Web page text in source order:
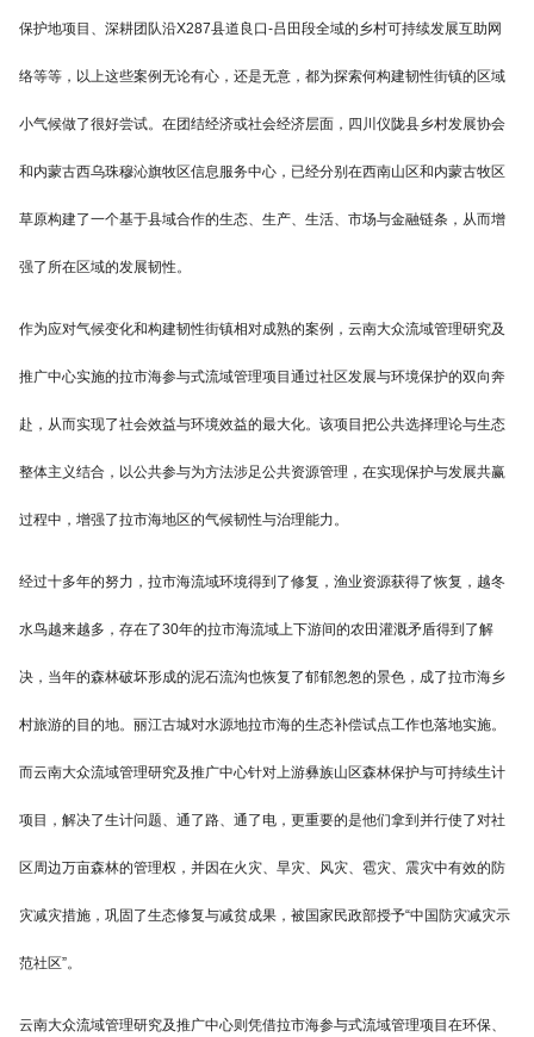
保护地项目、深耕团队沿X287县道良口-吕田段全域的乡村可持续发展互助网
络等等，以上这些案例无论有心，还是无意，都为探索何构建韧性街镇的区域
小气候做了很好尝试。在团结经济或社会经济层面，四川仪陇县乡村发展协会
和内蒙古西乌珠穆沁旗牧区信息服务中心，已经分别在西南山区和内蒙古牧区
草原构建了一个基于县域合作的生态、生产、生活、市场与金融链条，从而增
强了所在区域的发展韧性。
作为应对气候变化和构建韧性街镇相对成熟的案例，云南大众流域管理研究及
推广中心实施的拉市海参与式流域管理项目通过社区发展与环境保护的双向奔
赴，从而实现了社会效益与环境效益的最大化。该项目把公共选择理论与生态
整体主义结合，以公共参与为方法涉足公共资源管理，在实现保护与发展共赢
过程中，增强了拉市海地区的气候韧性与治理能力。
经过十多年的努力，拉市海流域环境得到了修复，渔业资源获得了恢复，越冬
水鸟越来越多，存在了30年的拉市海流域上下游间的农田灌溉矛盾得到了解
决，当年的森林破坏形成的泥石流沟也恢复了郁郁怱怱的景色，成了拉市海乡
村旅游的目的地。丽江古城对水源地拉市海的生态补偿试点工作也落地实施。
而云南大众流域管理研究及推广中心针对上游彝族山区森林保护与可持续生计
项目，解决了生计问题、通了路、通了电，更重要的是他们拿到并行使了对社
区周边万亩森林的管理权，并因在火灾、旱灾、风灾、雹灾、震灾中有效的防
灾减灾措施，巩固了生态修复与减贫成果，被国家民政部授予“中国防灾减灾示
范社区”。
云南大众流域管理研究及推广中心则凭借拉市海参与式流域管理项目在环保、